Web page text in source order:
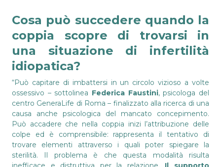
Cosa può succedere quando la
coppia scopre di trovarsi in
una situazione di infertilità
idiopatica?
“Può capitare di imbattersi in un circolo vizioso a volte
ossessivo – sottolinea Federica Faustini, psicologa del
centro GeneraLife di Roma – finalizzato alla ricerca di una
causa anche psicologica del mancato concepimento.
Può accadere che nella coppia inizi l’attribuzione delle
colpe ed è comprensibile: rappresenta il tentativo di
trovare elementi attraverso i quali poter spiegare la
sterilità. Il problema è che questa modalità risulta